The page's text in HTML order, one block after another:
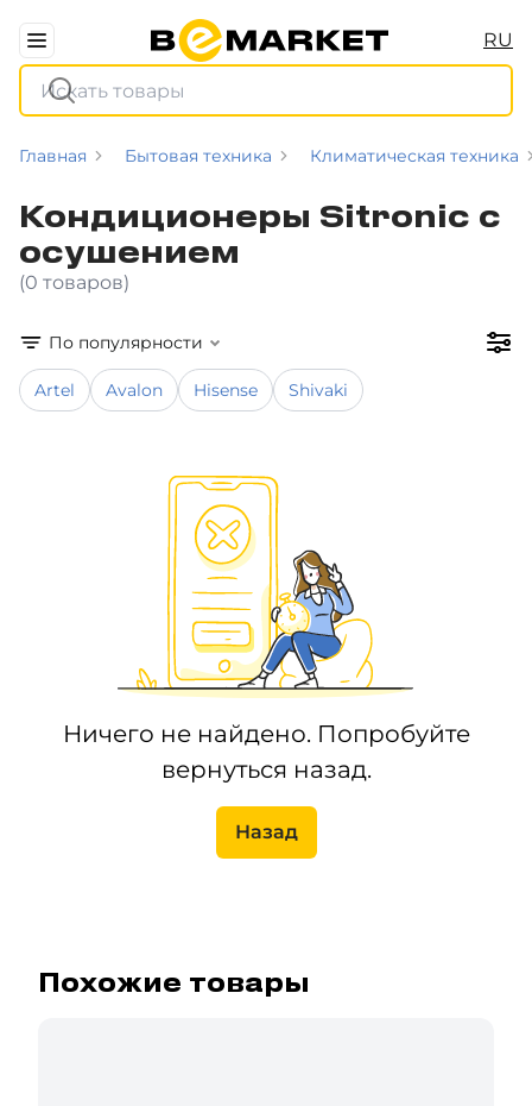
RU
Главная Бытовая техника Климатическая техника
Кондиционеры Sitronic с
осушением
(0 товаров)
По популярности
Artel Avalon Hisense Shivaki
Ничего не найдено. Попробуйте
вернуться назад.
Назад
Похожие товары